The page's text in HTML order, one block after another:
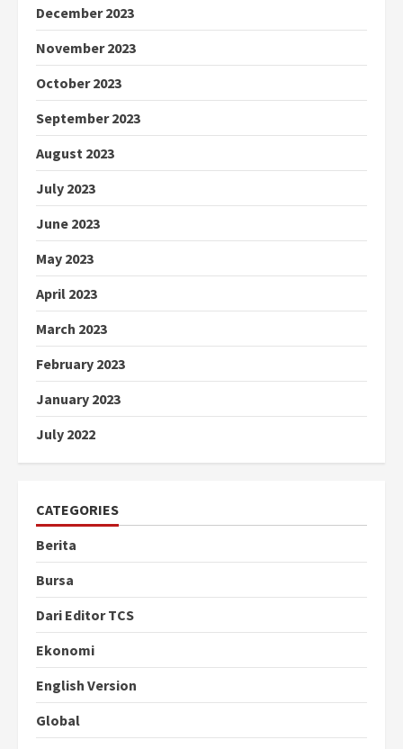
December 2023
November 2023
October 2023
September 2023
August 2023
July 2023
June 2023
May 2023
April 2023
March 2023
February 2023
January 2023
July 2022
CATEGORIES
Berita
Bursa
Dari Editor TCS
Ekonomi
English Version
Global